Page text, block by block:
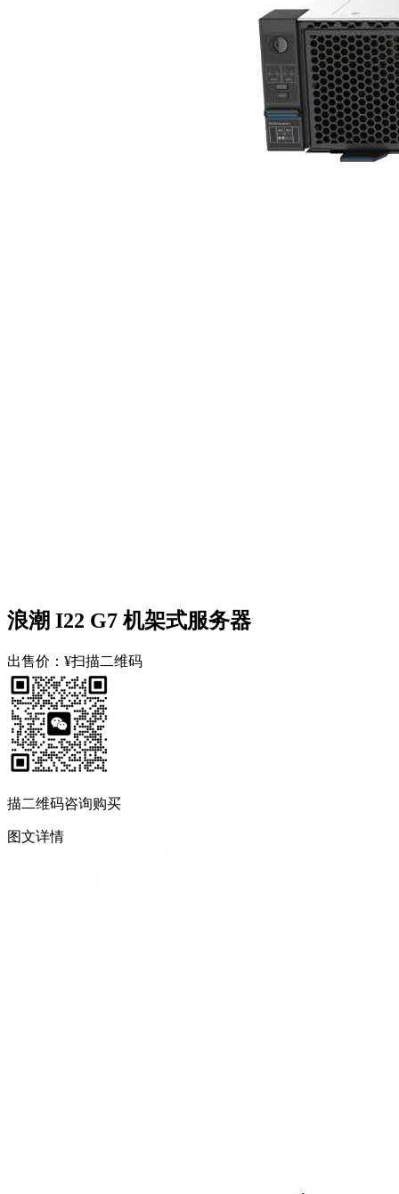
浪潮 I22 G7 机架式服务器
出售价： ¥扫描二维码
描二维码咨询购买
图文详情